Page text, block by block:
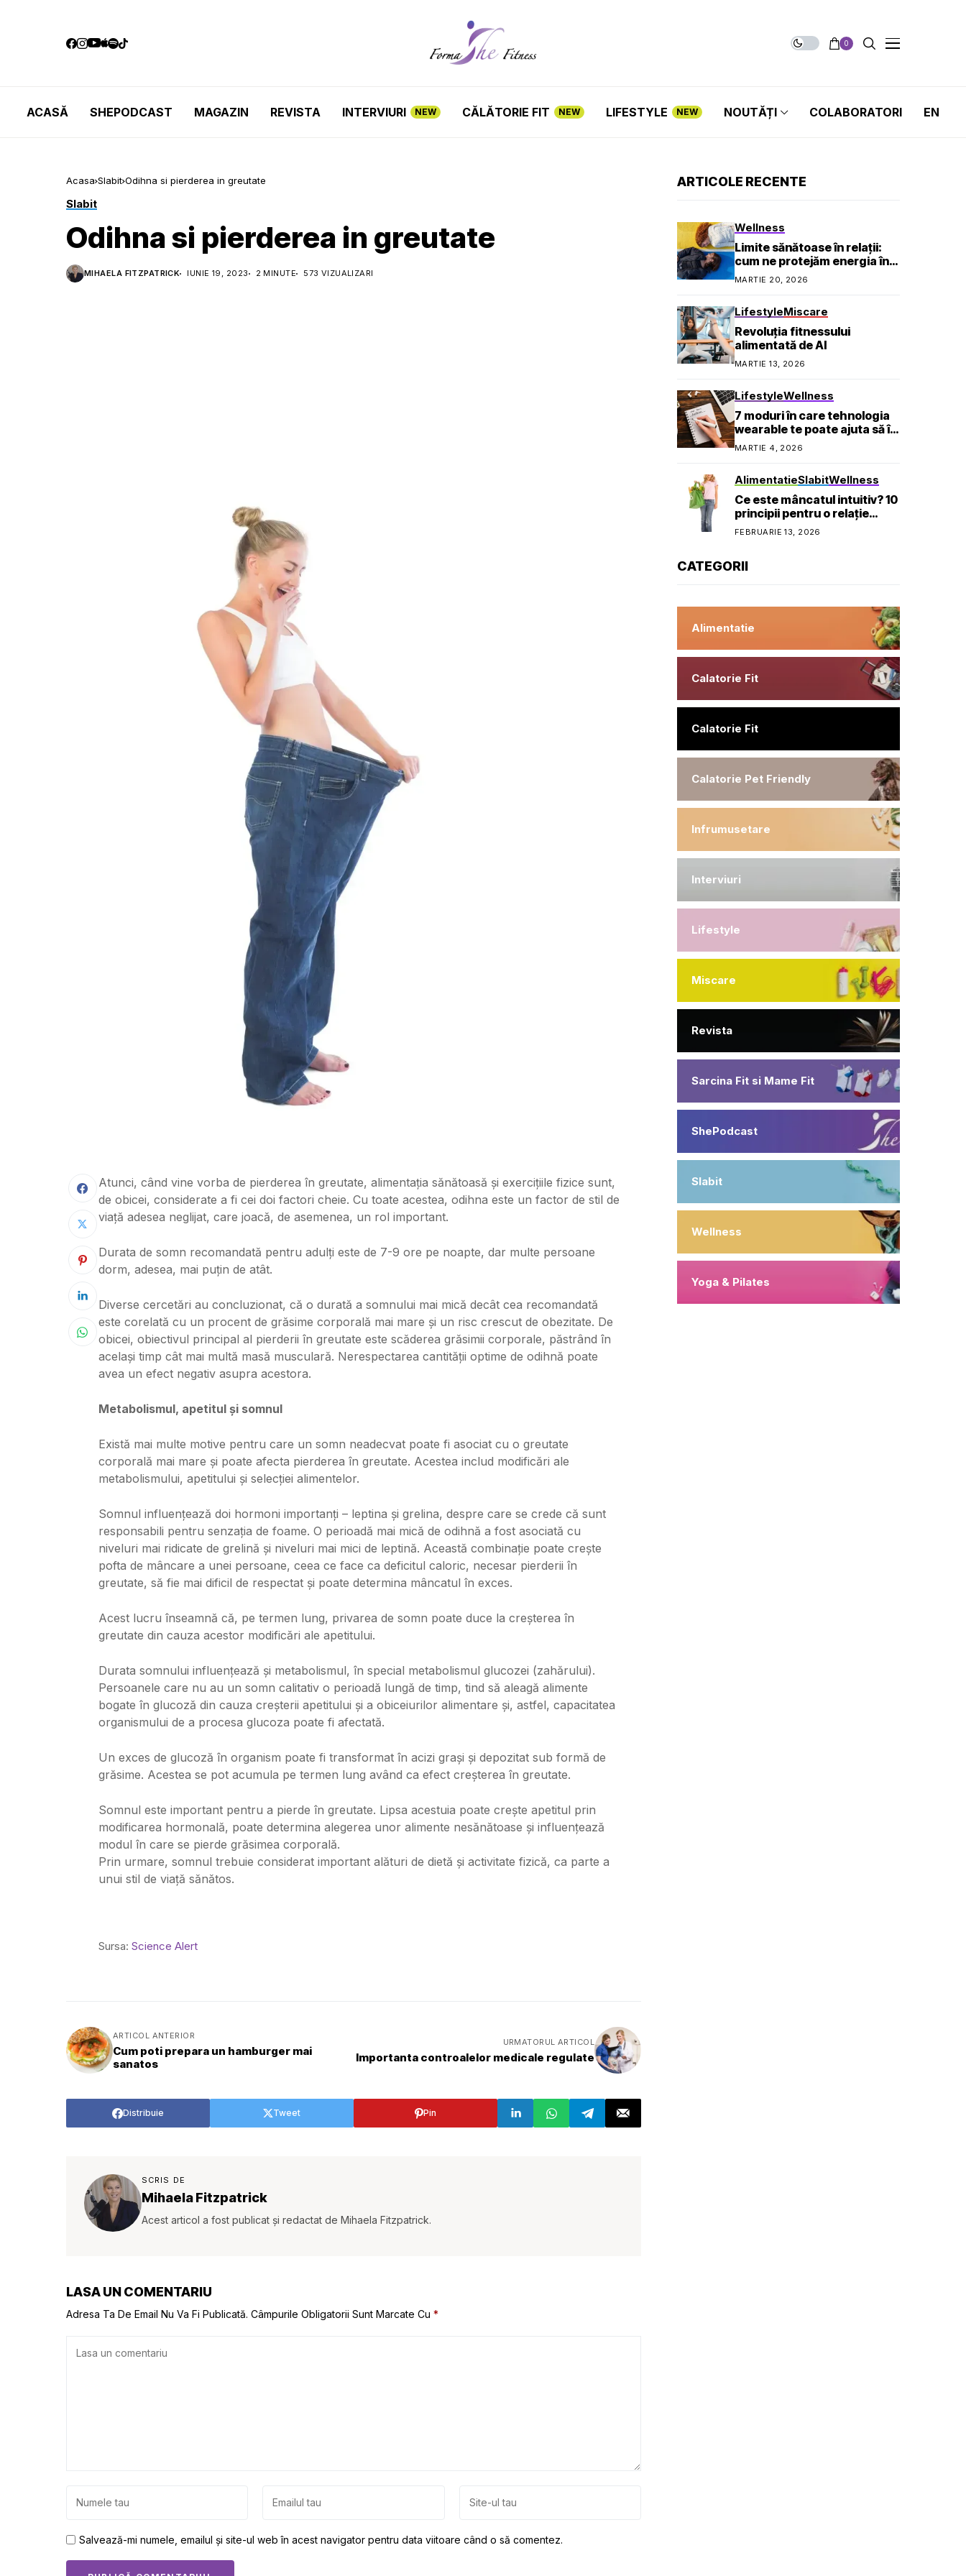
0
ACASĂ SHEPODCAST MAGAZIN REVISTA INTERVIURI NEW CĂLĂTORIE FIT NEW LIFESTYLE NEW NOUTĂȚI COLABORATORI EN
Acasa Slabit Odihna si pierderea in greutate
Slabit
Odihna si pierderea in greutate
MIHAELA FITZPATRICK IUNIE 19, 2023 2 MINUTE 573 VIZUALIZARI
Atunci, când vine vorba de pierderea în greutate, alimentația sănătoasă și exercițiile fizice sunt,
de obicei, considerate a fi cei doi factori cheie. Cu toate acestea, odihna este un factor de stil de
viață adesea neglijat, care joacă, de asemenea, un rol important.
Durata de somn recomandată pentru adulți este de 7-9 ore pe noapte, dar multe persoane
dorm, adesea, mai puțin de atât.
Diverse cercetări au concluzionat, că o durată a somnului mai mică decât cea recomandată
este corelată cu un procent de grăsime corporală mai mare și un risc crescut de obezitate. De
obicei, obiectivul principal al pierderii în greutate este scăderea grăsimii corporale, păstrând în
același timp cât mai multă masă musculară. Nerespectarea cantității optime de odihnă poate
avea un efect negativ asupra acestora.
Metabolismul, apetitul și somnul
Există mai multe motive pentru care un somn neadecvat poate fi asociat cu o greutate
corporală mai mare și poate afecta pierderea în greutate. Acestea includ modificări ale
metabolismului, apetitului și selecției alimentelor.
Somnul influențează doi hormoni importanți – leptina și grelina, despre care se crede că sunt
responsabili pentru senzația de foame. O perioadă mai mică de odihnă a fost asociată cu
niveluri mai ridicate de grelină și niveluri mai mici de leptină. Această combinație poate crește
pofta de mâncare a unei persoane, ceea ce face ca deficitul caloric, necesar pierderii în
greutate, să fie mai dificil de respectat și poate determina mâncatul în exces.
Acest lucru înseamnă că, pe termen lung, privarea de somn poate duce la creșterea în
greutate din cauza acestor modificări ale apetitului.
Durata somnului influențează și metabolismul, în special metabolismul glucozei (zahărului).
Persoanele care nu au un somn calitativ o perioadă lungă de timp, tind să aleagă alimente
bogate în glucoză din cauza creșterii apetitului și a obiceiurilor alimentare și, astfel, capacitatea
organismului de a procesa glucoza poate fi afectată.
Un exces de glucoză în organism poate fi transformat în acizi grași și depozitat sub formă de
grăsime. Acestea se pot acumula pe termen lung având ca efect creșterea în greutate.
Somnul este important pentru a pierde în greutate. Lipsa acestuia poate crește apetitul prin
modificarea hormonală, poate determina alegerea unor alimente nesănătoase și influențează
modul în care se pierde grăsimea corporală.
Prin urmare, somnul trebuie considerat important alături de dietă și activitate fizică, ca parte a
unui stil de viață sănătos.
Sursa: Science Alert
ARTICOL ANTERIOR
Cum poti prepara un hamburger mai
sanatos
URMATORUL ARTICOL
Importanta controalelor medicale regulate
Distribuie Tweet Pin
SCRIS DE
Mihaela Fitzpatrick
Acest articol a fost publicat și redactat de Mihaela Fitzpatrick.
LASA UN COMENTARIU
Adresa Ta De Email Nu Va Fi Publicată. Câmpurile Obligatorii Sunt Marcate Cu *
Salvează-mi numele, emailul și site-ul web în acest navigator pentru data viitoare când o să comentez.
ARTICOLE RECENTE
Wellness
Limite sănătoase în relații:
cum ne protejăm energia în
viața socială și profesională
MARTIE 20, 2026
LifestyleMiscare
Revoluția fitnessului
alimentată de AI
MARTIE 13, 2026
LifestyleWellness
7 moduri în care tehnologia
wearable te poate ajuta să îți
atingi obiectivele de
sănătate
MARTIE 4, 2026
AlimentatieSlabitWellness
Ce este mâncatul intuitiv? 10
principii pentru o relație
sănătoasă cu mâncarea
FEBRUARIE 13, 2026
CATEGORII
Alimentatie
Calatorie Fit
Calatorie Fit
Calatorie Pet Friendly
Infrumusetare
Interviuri
Lifestyle
Miscare
Revista
Sarcina Fit si Mame Fit
ShePodcast
Slabit
Wellness
Yoga & Pilates